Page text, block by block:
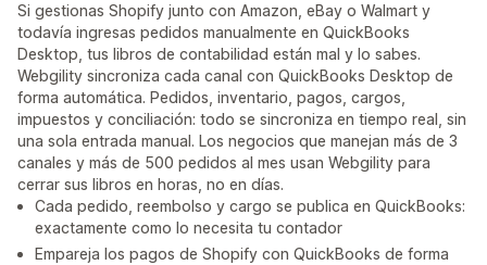
Si gestionas Shopify junto con Amazon, eBay o Walmart y
todavía ingresas pedidos manualmente en QuickBooks
Desktop, tus libros de contabilidad están mal y lo sabes.
Webgility sincroniza cada canal con QuickBooks Desktop de
forma automática. Pedidos, inventario, pagos, cargos,
impuestos y conciliación: todo se sincroniza en tiempo real, sin
una sola entrada manual. Los negocios que manejan más de 3
canales y más de 500 pedidos al mes usan Webgility para
cerrar sus libros en horas, no en días.
Cada pedido, reembolso y cargo se publica en QuickBooks:
exactamente como lo necesita tu contador
Empareja los pagos de Shopify con QuickBooks de forma